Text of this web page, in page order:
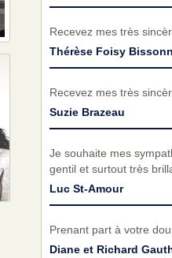
Recevez mes très
Thérèse Foisy
Recevez mes très
Suzie Brazeau
Je souhaite mes
gentil et surtout très
Luc St-Amour
Prenant part à votre
Diane et Richard